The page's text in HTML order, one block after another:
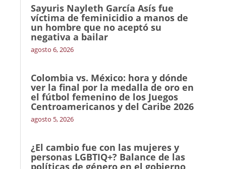
Sayuris Nayleth García Asís fue
víctima de feminicidio a manos de
un hombre que no aceptó su
negativa a bailar
agosto 6, 2026
Colombia vs. México: hora y dónde
ver la final por la medalla de oro en
el fútbol femenino de los Juegos
Centroamericanos y del Caribe 2026
agosto 5, 2026
¿El cambio fue con las mujeres y
personas LGBTIQ+? Balance de las
políticas de género en el gobierno